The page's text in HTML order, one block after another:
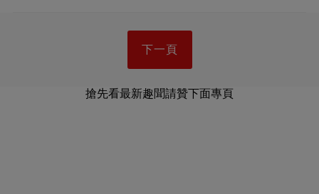
下一頁
搶先看最新趣聞請贊下面專頁